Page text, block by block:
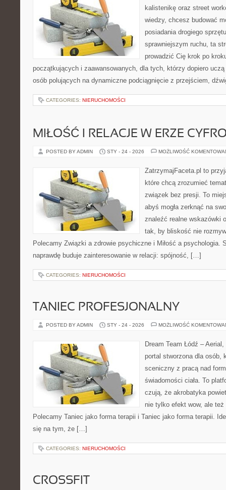
kalistenikę oraz street
wiedzy, chcesz budować
posiadania drogiego
sprawniejszym ruchu, ta
prowadzić Cię krok po
początkujących i zaawansowanych, dla tych, którzy dopiero
osób polujących na dynamiczne podciągnięcie z przejściem,
CATEGORIES: NIERUCHOMOŚCI
MIŁOŚĆ I RELACJE W ERZE
POSTED BY ADMIN STY - 24 - 2026 MOŻLIWOŚĆ
ZatrzymajFaceta.pl to
które chcą zrozumieć
związek bez presji. To
abyś mogła zerknąć na
znaleźć realne wskazówki
tak, by bliskość nie
Polecamy Związki a zdrowie psychiczne i Miłość a psychologia.
naprawdę buduje zainteresowanie w relacji: spójność, […]
CATEGORIES: NIERUCHOMOŚCI
TANIEC PROFESJONALNY
POSTED BY ADMIN STY - 24 - 2026 MOŻLIWOŚĆ
Dream Team Łódź –
portal stworzona dla osób,
sceniczny z pracą nad
świadomości ciała. To
czują, że akrobatyka
nie tylko efekt wow, ale
Polecamy Taniec jako forma terapii i Taniec jako forma terapii.
się na tym, że […]
CATEGORIES: NIERUCHOMOŚCI
CROSSFIT